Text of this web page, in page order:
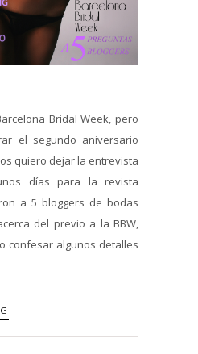
Bridal Week, pero
el segundo aniversario
quiero dejar la entrevista
días para la revista
a 5 bloggers de bodas
del previo a la BBW,
confesar algunos detalles